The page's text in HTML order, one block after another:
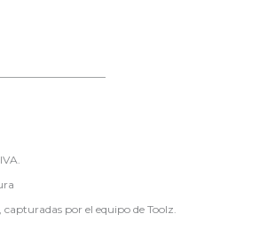
capturadas por el equipo de Toolz.